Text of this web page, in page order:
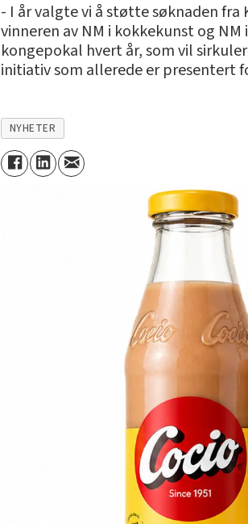
- I år valgte vi å støtte søknaden
vinneren av NM i kokkekunst og
kongepokal hvert år, som vil
initiativ som allerede er presentert
NYHETER